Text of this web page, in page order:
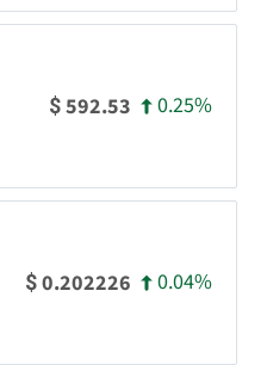
$592.53 0.25%
$0.202226 0.04%